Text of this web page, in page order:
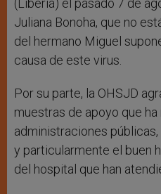
(Liberia) el pasado 7 de
Juliana Bonoha, que no
del hermano Miguel
causa de este virus.
Por su parte, la OHSJD
muestras de apoyo que
administraciones
y particularmente el buen
del hospital que han